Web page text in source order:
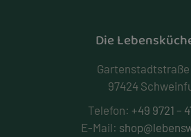
Die
97424
Telefon: +49 9721 –
E-Mail: